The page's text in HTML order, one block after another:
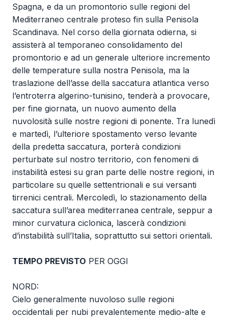
Spagna, e da un promontorio sulle regioni del
Mediterraneo centrale proteso fin sulla Penisola
Scandinava. Nel corso della giornata odierna, si
assisterà al temporaneo consolidamento del
promontorio e ad un generale ulteriore incremento
delle temperature sulla nostra Penisola, ma la
traslazione dell’asse della saccatura atlantica verso
l’entroterra algerino-tunisino, tenderà a provocare,
per fine giornata, un nuovo aumento della
nuvolosità sulle nostre regioni di ponente. Tra lunedì
e martedì, l’ulteriore spostamento verso levante
della predetta saccatura, porterà condizioni
perturbate sul nostro territorio, con fenomeni di
instabilità estesi su gran parte delle nostre regioni, in
particolare su quelle settentrionali e sui versanti
tirrenici centrali. Mercoledì, lo stazionamento della
saccatura sull’area mediterranea centrale, seppur a
minor curvatura ciclonica, lascerà condizioni
d’instabilità sull’Italia, soprattutto sui settori orientali.
TEMPO PREVISTO PER OGGI
NORD:
Cielo generalmente nuvoloso sulle regioni
occidentali per nubi prevalentemente medio-alte e